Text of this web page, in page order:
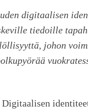
digitaalisen
tiedoille
johon